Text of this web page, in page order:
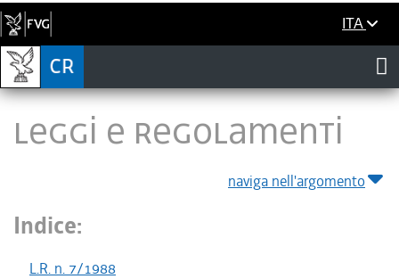
ITA
LEGGI E REGOLAMENTI
naviga nell'argomento
Indice:
L.R. n. 7/1988